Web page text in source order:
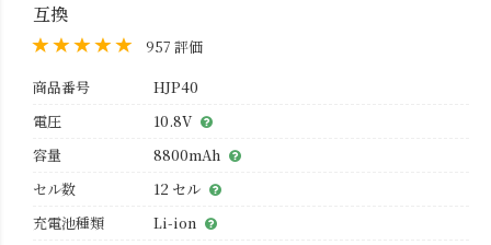
互換
957 評価
商品番号
HJP40
電圧
10.8V
容量
8800mAh
セル数
12 セル
充電池種類
Li-ion